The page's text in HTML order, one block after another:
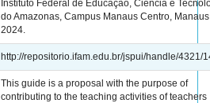
Instituto Federal de Educação, Ciência e
do Amazonas, Campus Manaus Centro,
2024.
http://repositorio.ifam.edu.br/jspui/handle/4321/
This guide is a proposal with the purpose of
contributing to the teaching activities of teachers